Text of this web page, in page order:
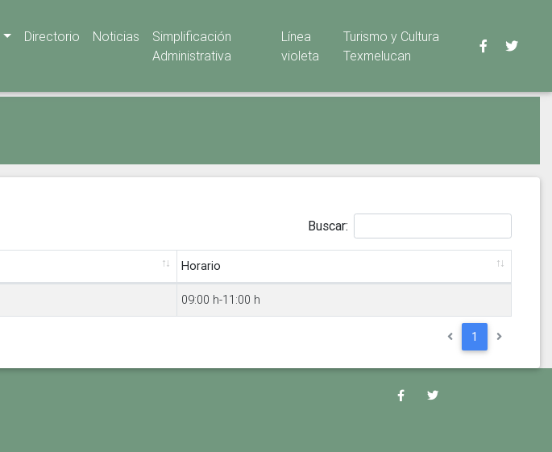
Directorio Noticias
Simplificación
Administrativa
Línea
violeta
Turismo y Cultura
Texmelucan
Buscar:
Horario
09:00 h-11:00 h
1